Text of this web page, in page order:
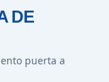
DE
puerta a